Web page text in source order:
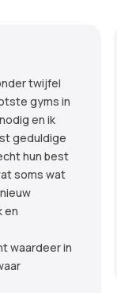
twijfel
gyms in
en ik
geduldige
hun best
soms wat
en
waardeer in